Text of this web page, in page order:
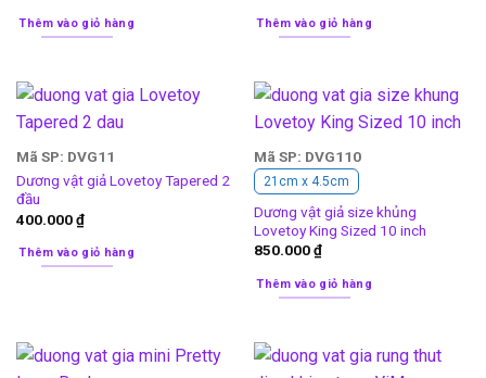
Thêm vào giỏ hàng Thêm vào giỏ hàng
Mã SP: DVG11
Dương vật giả Lovetoy Tapered 2
đầu
400.000₫
Thêm vào giỏ hàng
Mã SP: DVG110
21cm x 4.5cm
Dương vật giả size khủng
Lovetoy King Sized 10 inch
850.000₫
Thêm vào giỏ hàng